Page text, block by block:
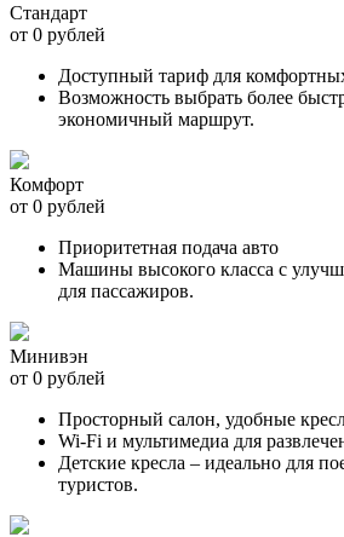
Стандарт
от 0 рублей
Доступный тариф для
Возможность выбрать более
экономичный маршрут.
Комфорт
от 0 рублей
Приоритетная подача авто
Машины высокого класса с
для пассажиров.
Минивэн
от 0 рублей
Просторный салон, удобные
Wi-Fi и мультимедиа для
Детские кресла – идеально для
туристов.